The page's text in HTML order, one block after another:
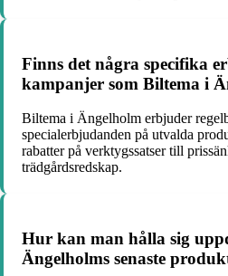
Finns det några specifika
kampanjer som Biltema i
Biltema i Ängelholm erbjuder
specialerbjudanden på utvalda
rabatter på verktygssatser till
trädgårdsredskap.
Hur kan man hålla sig
Ängelholms senaste